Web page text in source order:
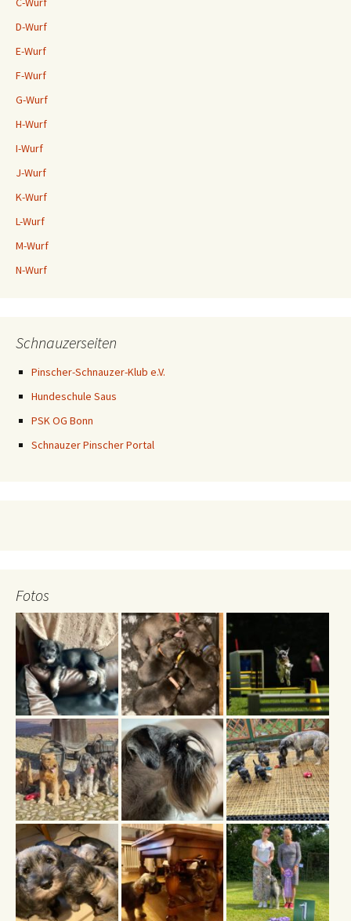
D-Wurf
E-Wurf
F-Wurf
G-Wurf
H-Wurf
I-Wurf
J-Wurf
K-Wurf
L-Wurf
M-Wurf
N-Wurf
Schnauzerseiten
Pinscher-Schnauzer-Klub e.V.
Hundeschule Saus
PSK OG Bonn
Schnauzer Pinscher Portal
Fotos